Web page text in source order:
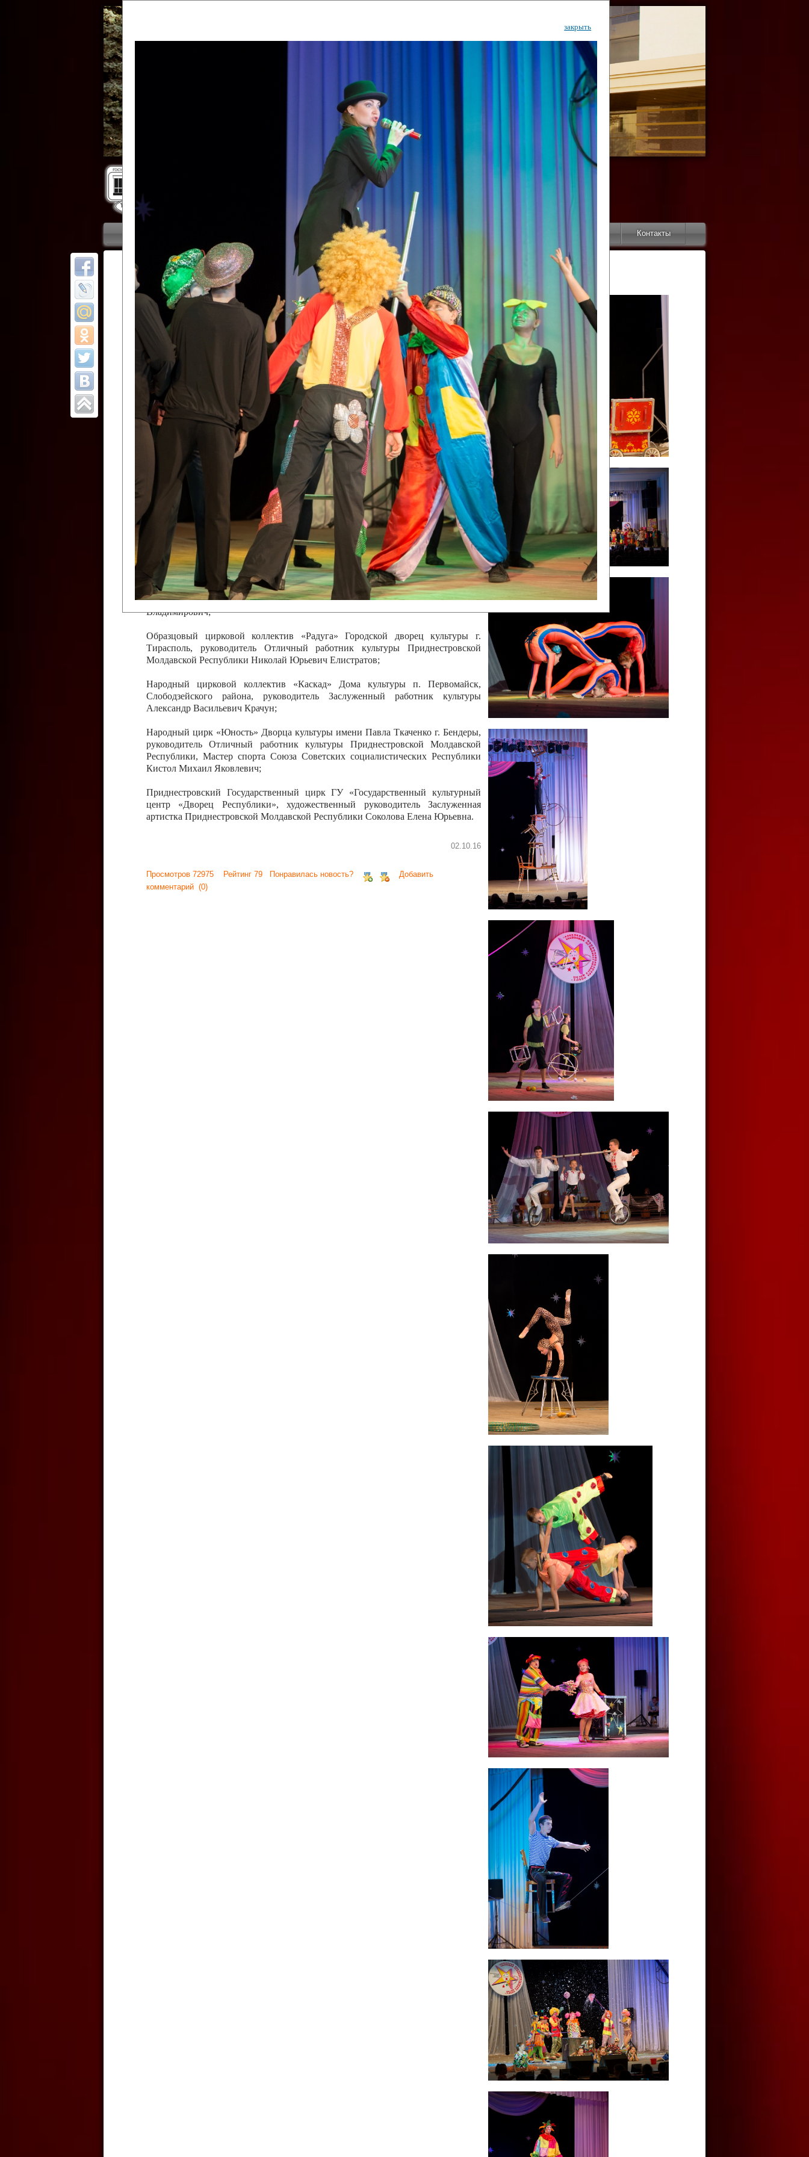
Государственный культурный центр
Дворец Республики
Новости Афиша Арт-монитор Контакты
ОТЧЕТЫ ГКЦ "ДВОРЕЦ РЕСПУБЛИКИ"
закрыть
Все отчеты
Финал Республиканского фестиваля
цирковых коллективов "Созвездие
Приднестровского цирка"
Участники фестиваля:
Образцовый эстрадно-цирковой коллектив «Ровесник» Дом культуры с.
Протягайловка, г. Бендеры , руководитель Рогожинер Светлана Георгиевна
Народный цирковой клоунский коллектив «Шари-вари» МУ «Культурно-
досуговый центр «Шелковик» г.Бендеры, руководители Отличные работники
культуры Приднестровской Молдавской Республики Алёна Александровна и
Олег Степанович Райлян;
Народный цирковой коллектив «Энтузиасты» Дома культуры с. Делакеу,
Григориопольского района, руководитель Отличный работник культуры
Приднестровской Молдавской Республики Пётр Петрович Дижмару;
Народный цирковой коллектив «Сперанца» Дома культуры посёлка Красное,
Слободзейского района, руководитель Отличный работник культуры
Приднестровской Молдавской Республики Анжела Владимировна
Казавчинская;
Образцовый эстрадно-цирковой коллектив «Алегро» Дома детско –юношеского
творчества с. Чобручи, Слободзейского района, руководитель Хачатурян Юрий
Владимирович;
Образцовый цирковой коллектив «Радуга» Городской дворец культуры г.
Тирасполь, руководитель Отличный работник культуры Приднестровской
Молдавской Республики Николай Юрьевич Елистратов;
Народный цирковой коллектив «Каскад» Дома культуры п. Первомайск,
Слободзейского района, руководитель Заслуженный работник культуры
Александр Васильевич Крачун;
Народный цирк «Юность» Дворца культуры имени Павла Ткаченко г. Бендеры,
руководитель Отличный работник культуры Приднестровской Молдавской
Республики, Мастер спорта Союза Советских социалистических Республики
Кистол Михаил Яковлевич;
Приднестровский Государственный цирк ГУ «Государственный культурный
центр «Дворец Республики», художественный руководитель Заслуженная
артистка Приднестровской Молдавской Республики Соколова Елена Юрьевна.
02.10.16
Просмотров 72975 Рейтинг 79 Понравилась новость?
Добавить
комментарий (0)